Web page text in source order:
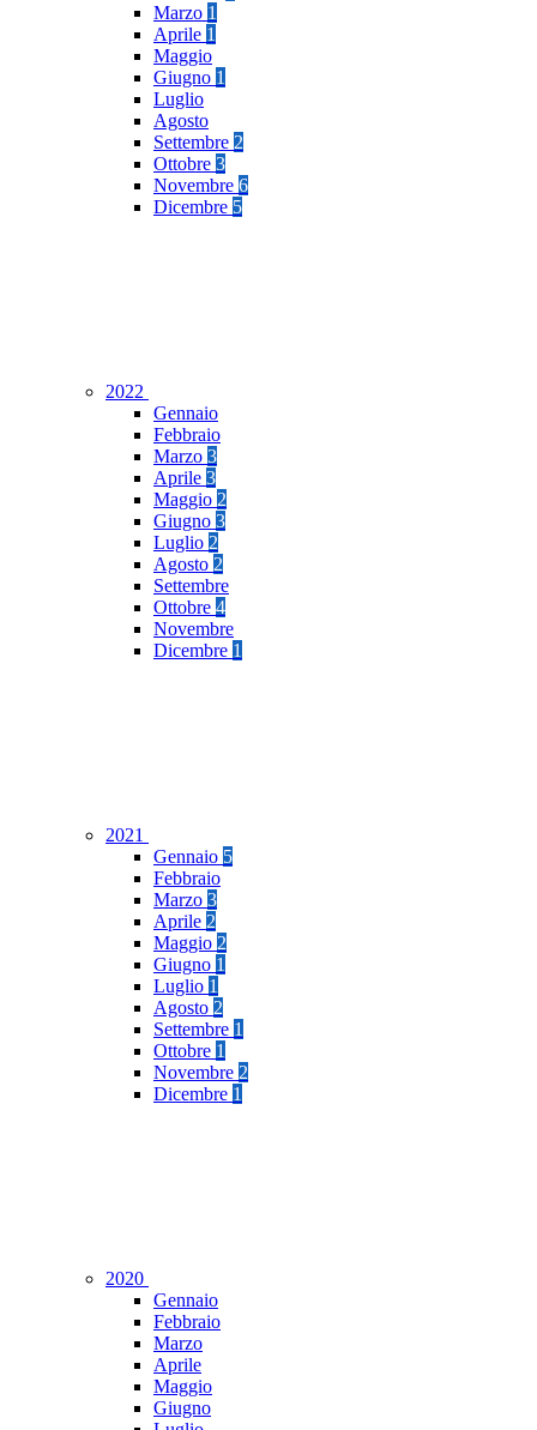
Marzo 1
Aprile 1
Maggio
Giugno 1
Luglio
Agosto
Settembre 2
Ottobre 3
Novembre 6
Dicembre 5
2022
Gennaio
Febbraio
Marzo 3
Aprile 3
Maggio 2
Giugno 3
Luglio 2
Agosto 2
Settembre
Ottobre 4
Novembre
Dicembre 1
2021
Gennaio 5
Febbraio
Marzo 3
Aprile 2
Maggio 2
Giugno 1
Luglio 1
Agosto 2
Settembre 1
Ottobre 1
Novembre 2
Dicembre 1
2020
Gennaio
Febbraio
Marzo
Aprile
Maggio
Giugno